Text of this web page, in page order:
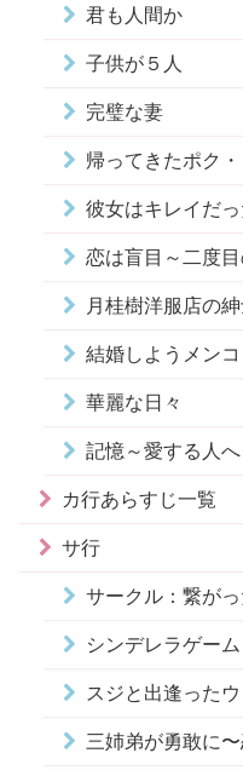
君も人間か
子供が５人
完璧な妻
帰ってきたポク・
彼女はキレイだっ
恋は盲目～二度
月桂樹洋服店の
結婚しようメンコ
華麗な日々
記憶～愛する人へ
カ行あらすじ一覧
サ行
サークル：繋が
シンデレラゲーム
スジと出逢った
三姉弟が勇敢に